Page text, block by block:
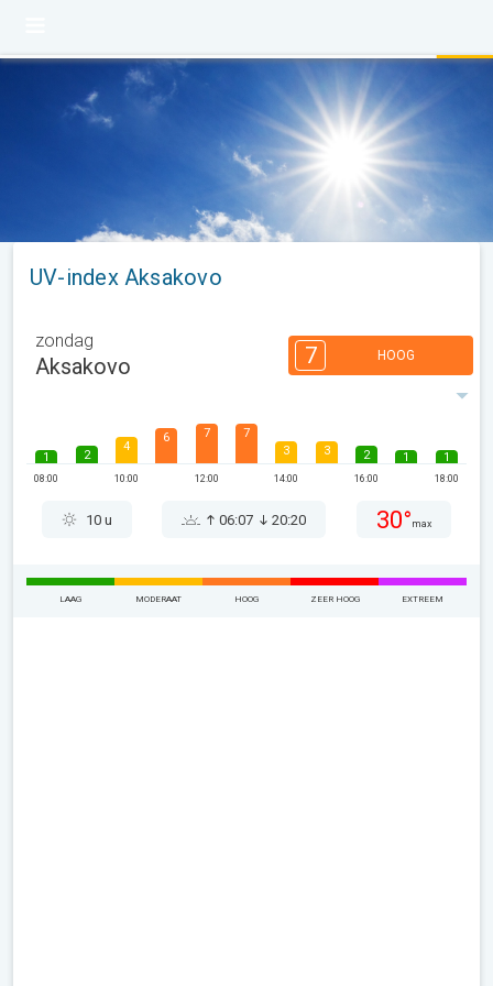
UV-index Aksakovo
zondag
Aksakovo 7 HOOG
1
08:00
2
4
10:00
6 7
12:00
7
3
14:00
3 2
16:00
1 1
18:00
10 u 06:07 20:20 30° max
LAAG MODERAAT HOOG ZEER HOOG EXTREEM